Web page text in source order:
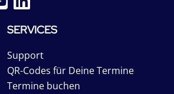
SERVICES
Support
QR-Codes für Deine Termine
Termine buchen